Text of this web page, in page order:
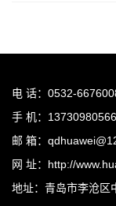
电 话：0532-
手 机：13730980566
邮 箱：
网 址：http://
地址：青岛市李沧区